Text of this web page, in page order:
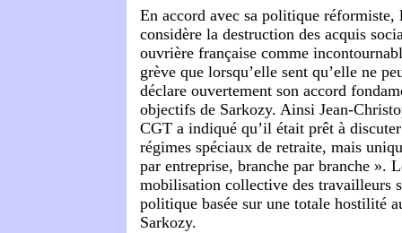
En accord avec sa politique
considère la destruction des acquis
ouvrière française comme
grève que lorsqu’elle sent qu’elle ne
déclare ouvertement son accord
objectifs de Sarkozy. Ainsi Jean-
CGT a indiqué qu’il était prêt à
régimes spéciaux de retraite, mais
par entreprise, branche par branche ».
mobilisation collective des travailleurs
politique basée sur une totale hostilité
Sarkozy.